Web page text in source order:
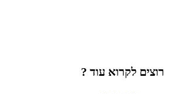
רוצים לקרוא עוד ?